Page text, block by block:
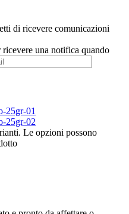
di ricevere comunicazioni
una notifica quando
Le opzioni possono